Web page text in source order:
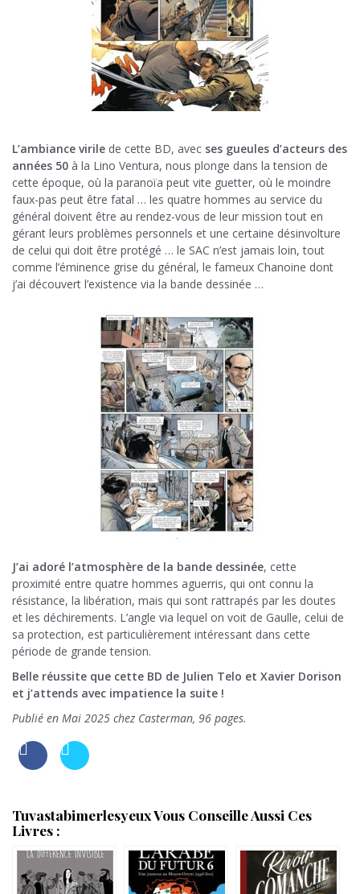
L’ambiance virile de cette BD, avec ses gueules d’acteurs des
années 50 à la Lino Ventura, nous plonge dans la tension de
cette époque, où la paranoïa peut vite guetter, où le moindre
faux-pas peut être fatal … les quatre hommes au service du
général doivent être au rendez-vous de leur mission tout en
gérant leurs problèmes personnels et une certaine désinvolture
de celui qui doit être protégé … le SAC n’est jamais loin, tout
comme l’éminence grise du général, le fameux Chanoine dont
j’ai découvert l’existence via la bande dessinée …
J’ai adoré l’atmosphère de la bande dessinée, cette
proximité entre quatre hommes aguerris, qui ont connu la
résistance, la libération, mais qui sont rattrapés par les doutes
et les déchirements. L’angle via lequel on voit de Gaulle, celui de
sa protection, est particulièrement intéressant dans cette
période de grande tension.
Belle réussite que cette BD de Julien Telo et Xavier Dorison
et j’attends avec impatience la suite !
Publié en Mai 2025 chez Casterman, 96 pages.
Tuvastabimerlesyeux Vous Conseille Aussi Ces
Livres :